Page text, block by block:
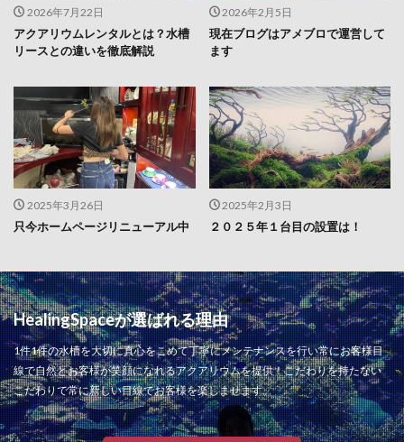
2026年7月22日
アクアリウムレンタルとは？水槽
リースとの違いを徹底解説
2026年2月5日
現在ブログはアメブロで運営して
ます
2025年3月26日
只今ホームページリニューアル中
2025年2月3日
２０２５年１台目の設置は！
HealingSpaceが選ばれる理由
1件1件の水槽を大切に真心をこめて丁寧にメンテナンスを行い常にお客様目
線で自然とお客様が笑顔になれるアクアリウムを提供！こだわりを持たない
こだわりで常に新しい目線でお客様を楽しませます。